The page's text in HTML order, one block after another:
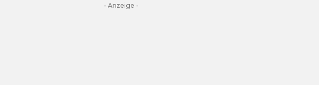
- Anzeige -